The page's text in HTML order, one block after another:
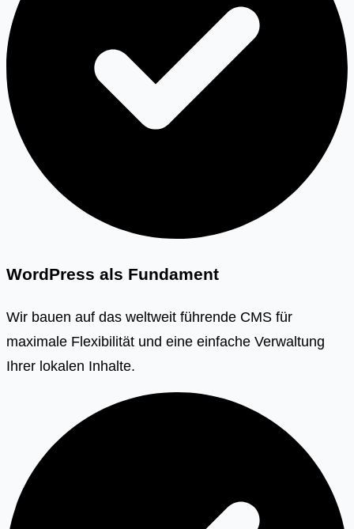
WordPress als Fundament
Wir bauen auf das weltweit führende CMS für
maximale Flexibilität und eine einfache Verwaltung
Ihrer lokalen Inhalte.